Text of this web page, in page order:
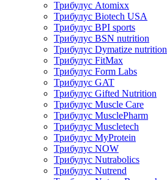
Трибулус Atomixx
Трибулус Biotech USA
Трибулус BPI sports
Трибулус BSN nutrition
Трибулус Dymatize nutrition
Трибулус FitMax
Трибулус Form Labs
Трибулус GAT
Трибулус Gifted Nutrition
Трибулус Muscle Care
Трибулус MusclePharm
Трибулус Muscletech
Трибулус MyProtein
Трибулус NOW
Трибулус Nutrabolics
Трибулус Nutrend